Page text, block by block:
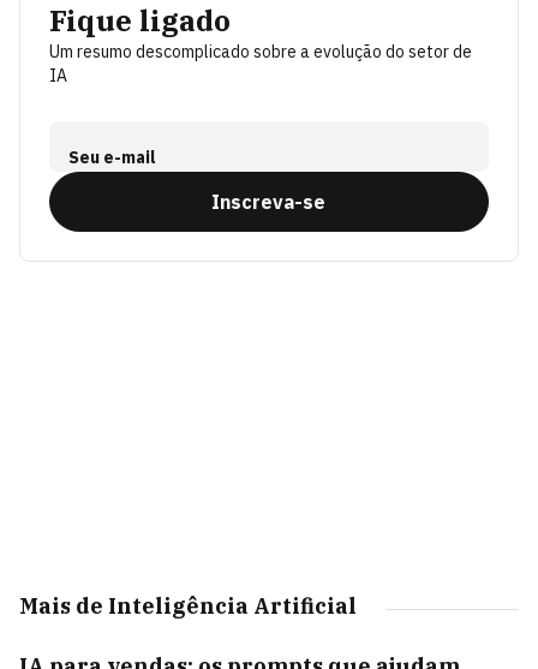
Fique ligado
Um resumo descomplicado sobre a evolução do setor de
IA
Seu e-mail
Inscreva-se
Mais de Inteligência Artificial